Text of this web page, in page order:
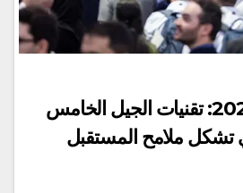
جيتكس جلوبال 2024: تقنيات الجيل الخامس
تشكل ملامح المستقبل